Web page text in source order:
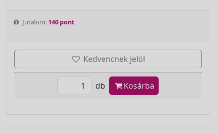
Jutalom: 140 pont
Kedvencnek jelöl
db Kosárba